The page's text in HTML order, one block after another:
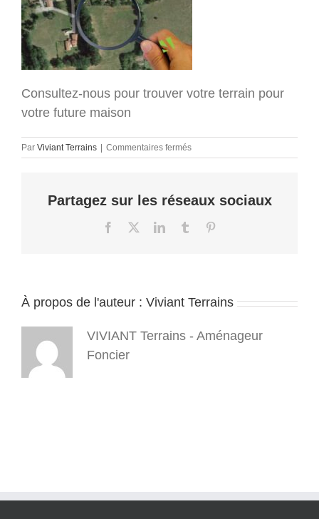
Consultez-nous pour trouver votre terrain pour
votre future maison
Par Viviant Terrains Commentaires ferméssur
acheter
à
–
(8)
Partagez sur les réseaux sociaux
Facebook LinkedInTumblr
À propos de l'auteur : Viviant Terrains
VIVIANT Terrains - Aménageur
Foncier